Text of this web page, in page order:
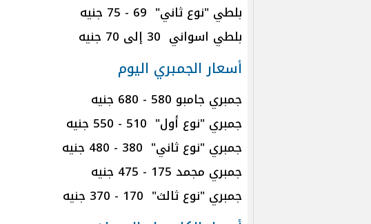
بلطي "نوع ثاني" 69 - 75 جنيه
بلطي اسواني 30 إلى 70 جنيه
أسعار الجمبري اليوم
جمبري جامبو 580 - 680 جنيه
جمبري "نوع أول" 510 - 550 جنيه
جمبري "نوع ثاني" 380 - 480 جنيه
جمبري مجمد 175 - 475 جنيه
جمبري "نوع ثالث" 170 - 370 جنيه